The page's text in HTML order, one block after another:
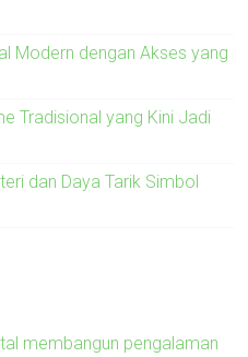
Modern dengan Akses yang
Tradisional yang Kini Jadi
dan Daya Tarik Simbol
membangun pengalaman